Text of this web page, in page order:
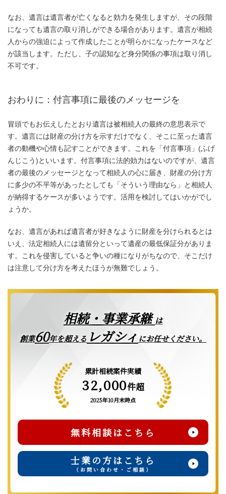
なお、遺言は遺言者が亡くなると効力を発生しますが、その段階
になっても遺言の取り消しができる場合があります。遺言が相続
人からの強迫によって作成したことが明らかになったケースなど
が該当します。ただし、子の認知など身分関係の事項は取り消し
不可です。
おわりに：付言事項に最後のメッセージを
冒頭でもお伝えしたとおり遺言は被相続人の最終の意思表示で
す。遺言には財産の分け方を示すだけでなく、そこに至った遺言
者の動機や心情も記すことができます。これを「付言事項」(ふげ
んじこう)といいます。付言事項に法的効力はないのですが、遺言
者の最後のメッセージとなって相続人の心に届き、財産の分け方
に多少の不平等があったとしても「そういう理由なら」と相続人
が納得するケースが多いようです。活用を検討してはいかがでし
ょうか。
なお、遺言があれば遺言者が好きなように財産を分けられるとは
いえ、法定相続人には遺留分といって遺産の最低保証分がありま
す。これを侵害していると争いの種になりがちなので、そこだけ
は注意して分け方を考えたほうが無難でしょう。
相続・事業承継は
創業60年を超える レガシィ にお任せください。
累計相続案件実績
32,000件超
2025年10月末時点
無料相談はこちら
士業の方はこちら
（お問い合わせ・ご相談）